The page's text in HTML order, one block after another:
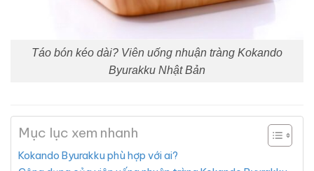
Táo bón kéo dài? Viên uống nhuận tràng Kokando
Byurakku Nhật Bản
Mục lục xem nhanh
Kokando Byurakku phù hợp với ai?